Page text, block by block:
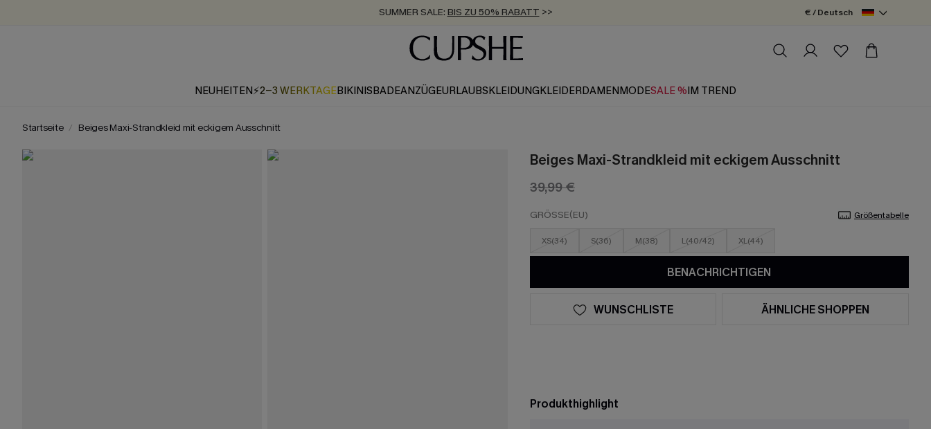
SUMMER SALE: BIS ZU 50% RABATT >>
ZUM NEWSLETTER:BIS ZU -20% EXTRA ERHALTEN
KOSTENLOSER VERSAND AB 89 €
€ / Deutsch
NEUHEITEN⚡2-3 WERKTAGEBIKINISBADEANZÜGEURLAUBSKLEIDUNGKLEIDERDAMENMODESALE %IM TREND
Startseite Beiges Maxi-Strandkleid mit eckigem Ausschnitt
Beiges Maxi-Strandkleid mit eckigem Ausschnitt
39,99 €
GRÖSSE(EU) Größentabelle
XS(34) S(36) M(38) L(40/42) XL(44)
BENACHRICHTIGEN
WUNSCHLISTE ÄHNLICHE SHOPPEN
Produkthighlight